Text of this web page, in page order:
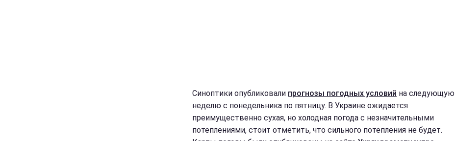
Синоптики опубликовали прогнозы погодных условий на следующую
неделю с понедельника по пятницу. В Украине ожидается
преимущественно сухая, но холодная погода с незначительными
потеплениями, стоит отметить, что сильного потепления не будет.